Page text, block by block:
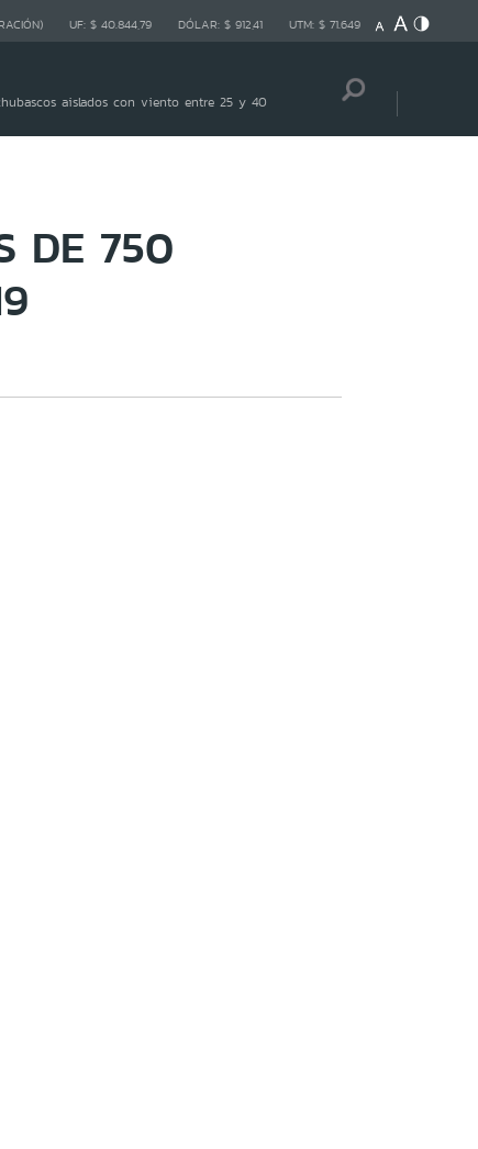
UF: $ 40.844,79 DÓLAR: $ 912,41 UTM: $ 71.649
aislados con viento entre 25 y 40
DE 750